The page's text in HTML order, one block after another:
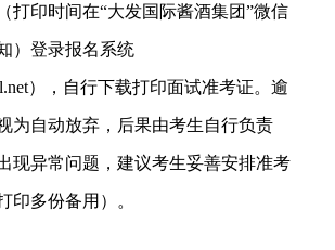
打印时间在“大发国际酱酒集团”微信
）登录报名系统
），自行下载打印面试准考证。逾
为自动放弃，后果由考生自行负责
现异常问题，建议考生妥善安排准考
印多份备用）。